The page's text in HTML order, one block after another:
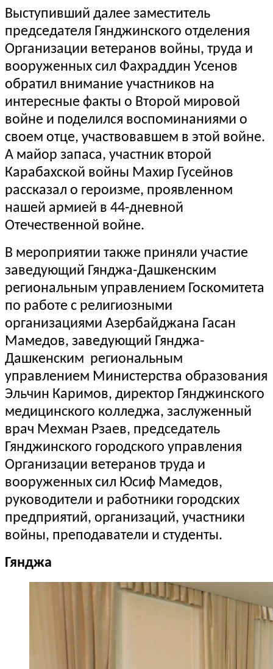
Выступивший далее заместитель
председателя Гянджинского отделения
Организации ветеранов войны, труда и
вооруженных сил Фахраддин Усенов
обратил внимание участников на
интересные факты о Второй мировой
войне и поделился воспоминаниями о
своем отце, участвовавшем в этой войне.
А майор запаса, участник второй
Карабахской войны Махир Гусейнов
рассказал о героизме, проявленном
нашей армией в 44-дневной
Отечественной войне.
В мероприятии также приняли участие
заведующий Гянджа-Дашкенским
региональным управлением Госкомитета
по работе с религиозными
организациями Азербайджана Гасан
Мамедов, заведующий Гянджа-
Дашкенским региональным
управлением Министерства образования
Эльчин Каримов, директор Гянджинского
медицинского колледжа, заслуженный
врач Мехман Рзаев, председатель
Гянджинского городского управления
Организации ветеранов труда и
вооруженных сил Юсиф Мамедов,
руководители и работники городских
предприятий, организаций, участники
войны, преподаватели и студенты.
Гянджа